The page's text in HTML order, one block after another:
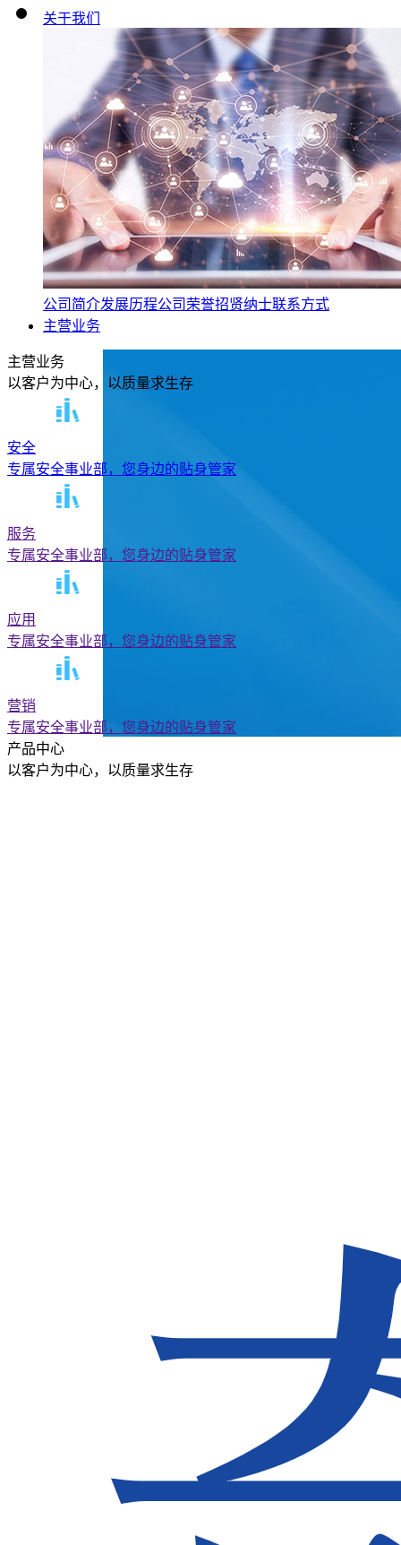
关于我们
公司简介发展历程公司荣誉招贤纳士联系方式
主营业务
主营业务
以客户为中心，以质量求生存
安全
专属安全事业部，您身边的贴身管家
服务
专属安全事业部，您身边的贴身管家
应用
专属安全事业部，您身边的贴身管家
营销
专属安全事业部，您身边的贴身管家
产品中心
以客户为中心，以质量求生存